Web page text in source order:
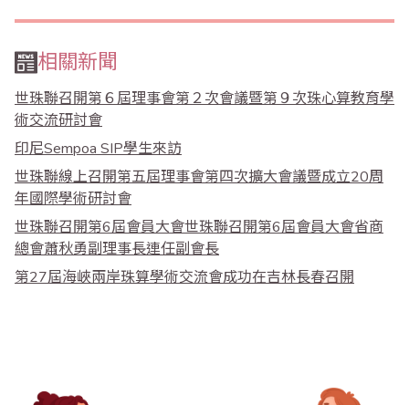
相關新聞
世珠聯召開第６屆理事會第２次會議暨第９次珠心算教育學
術交流研討會
印尼Sempoa SIP學生來訪
世珠聯線上召開第五屆理事會第四次擴大會議暨成立20周
年國際學術研討會
世珠聯召開第6屆會員大會世珠聯召開第6屆會員大會省商
總會蕭秋勇副理事長連任副會長
第27屆海峽兩岸珠算學術交流會成功在吉林長春召開